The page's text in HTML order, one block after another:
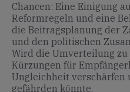
Chancen: Eine Einigung
Reformregeln und eine
die Beitragsplanung der
und den politischen
Wird die Umverteilung
Kürzungen für
Ungleichheit verschärfen
gefährden könnte.